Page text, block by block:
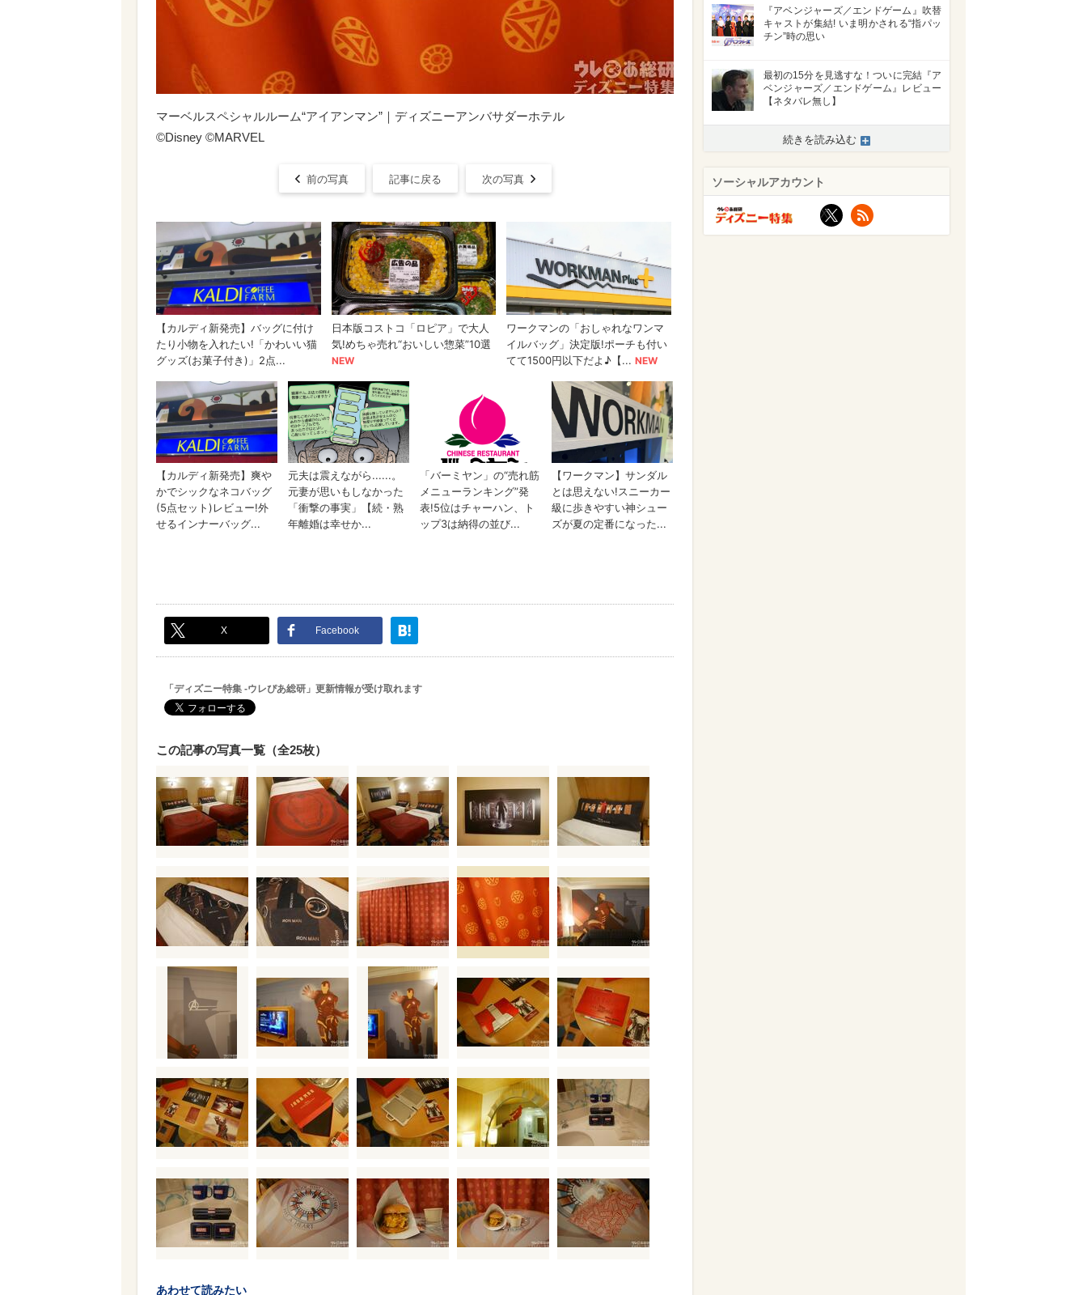
マーベルスペシャルルーム“アイアンマン”｜ディズニーアンバサダーホテル
©Disney ©MARVEL
前の写真 記事に戻る 次の写真
X Facebook
「ディズニー特集 -ウレぴあ総研」更新情報が受け取れます
この記事の写真一覧（全25枚）
あわせて読みたい
『アベンジャーズ／エンドゲーム』吹替
キャストが集結! いま明かされる“指パッ
チン”時の思い
最初の15分を見逃すな！ついに完結『ア
ベンジャーズ／エンドゲーム』レビュー
【ネタバレ無し】
続きを読み込む
ソーシャルアカウント
X